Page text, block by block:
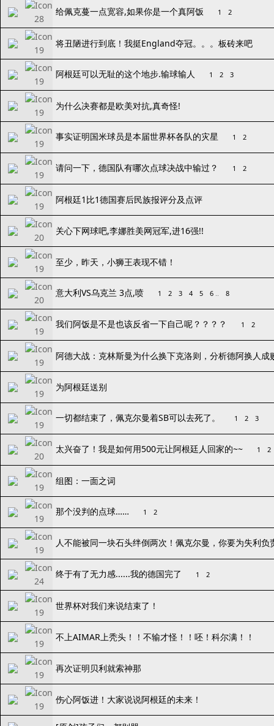
给佩克蔓一点宽容,如果你是一个真阿饭 1 2
将丑陋进行到底！我挺England夺冠。。。板砖来吧
阿根廷可以无耻的这个地步.输球输人 1 2 3
为什么决赛都是欧美对抗,真奇怪!
事实证明国米球员是本届世界杯各队的灾星 1 2
请问一下，德国队有哪次点球决战中输过？ 1 2
阿根廷1比1德国赛后民族报评分及点评
关心下网球吧,李娜胜美网冠军,进16强!!
至少，昨天，小狮王表现不错！
意大利VS乌克兰 3点,喷 1 2 3 4 5 6 .. 8
我们阿饭是不是也该反省一下自己呢？？？？ 1 2
阿德大战：克林斯曼为什么换下克洛则，分析德阿换人成
为阿根廷送别
一切都结束了，佩克尔曼着SB可以去死了。 1 2 3
太兴奋了！我是如何用500元让阿根廷人回家的~~ 1 2
组图：一面之词
那个没判的点球…… 1 2
人不能被同一块石头绊倒两次！佩克尔曼，你要为失利负
终于有了无力感......我的德国完了 1 2
世界杯对我们来说结束了！
不上AIMAR上秃头！！不输才怪！！呸！科尔满！！
再次证明贝利就索神那
伤心阿饭进！大家说说阿根廷的未来！